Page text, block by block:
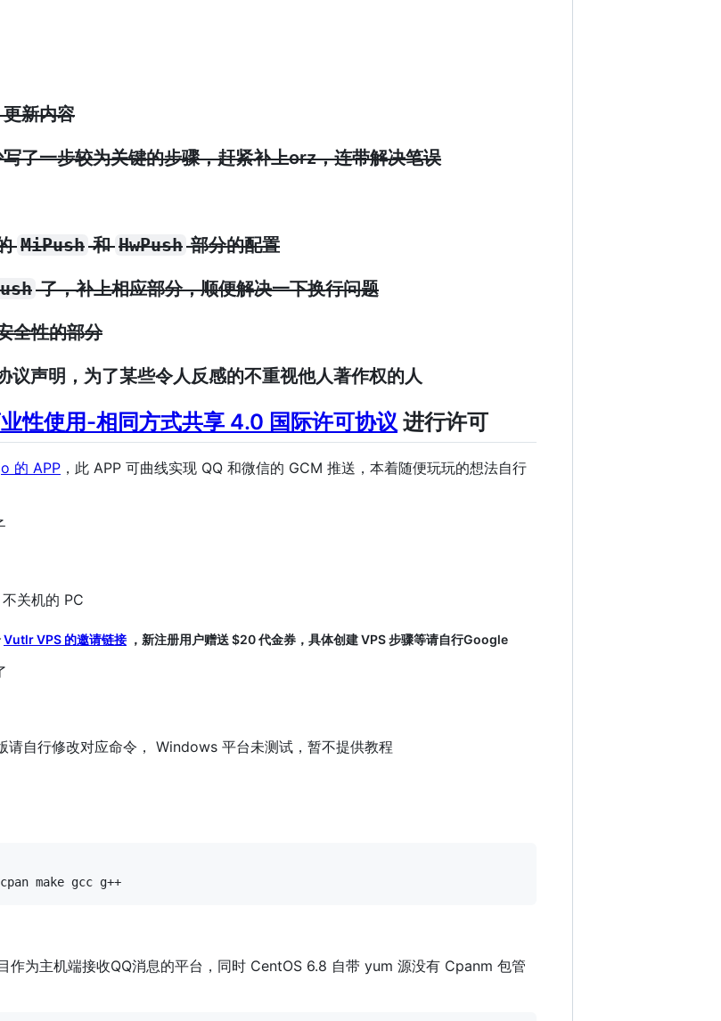
新内容
了一步较为关键的步骤，赶紧补上orz，连带解决笔误
MiPush和HwPush部分的配置
了，补上相应部分，顺便解决一下换行问题
全性的部分
声明，为了某些令人反感的不重视他人著作权的人
性使用-相同方式共享 4.0 国际许可协议 进行许可
的 APP ，此 APP 可曲线实现 QQ 和微信的 GCM 推送，本着随便玩玩的想法自行
关机的 PC
Vutlr VPS 的邀请链接 ，新注册用户赠送 $20 代金券，具体创建 VPS 步骤等请自行Google
自行修改对应命令， Windows 平台未测试，暂不提供教程
作为主机端接收QQ消息的平台，同时 CentOS 6.8 自带 yum 源没有 Cpanm 包管